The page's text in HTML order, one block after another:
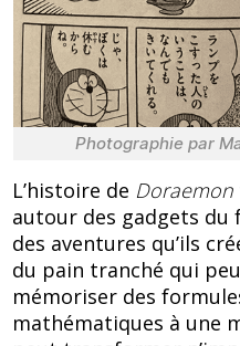
Photographie par
L’histoire de Doraemon
autour des gadgets du
des aventures qu’ils
du pain tranché qui
mémoriser des
mathématiques à une